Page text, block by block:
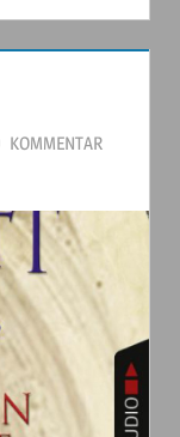
KOMMENTAR